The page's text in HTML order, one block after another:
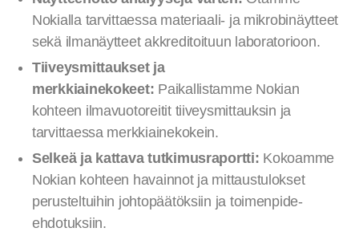
Nokialla tarvittaessa materiaali- ja mikrobinäytteet
sekä ilmanäytteet akkreditoituun laboratorioon.
Tiiveysmittaukset ja
merkkiainekokeet: Paikallistamme Nokian
kohteen ilmavuotoreitit tiiveysmittauksin ja
tarvittaessa merkkiainekokein.
Selkeä ja kattava tutkimusraportti: Kokoamme
Nokian kohteen havainnot ja mittaustulokset
perusteltuihin johtopäätöksiin ja toimenpide-
ehdotuksiin.